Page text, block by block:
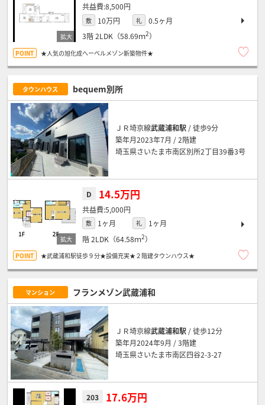
8,500円
敷 10万円 礼
0.5ヶ月
3階2LDK（58.69ｍ2）
★人気の旭化成へーベルメゾン新築物件★
タウンハウス bequem別所
ＪＲ埼京線武蔵浦和駅 / 徒歩9分
築年月2023年7月 / 2階建
埼玉県さいたま市南区別所2丁目39番3号
D 14.5万円
5,000円
敷 1ヶ月 礼
1ヶ月
階2LDK（64.58ｍ2）
★武蔵浦和駅徒歩９分★設備充実★２階建タウンハウス★
マンション フランメゾン武蔵浦和
ＪＲ埼京線武蔵浦和駅 / 徒歩12分
築年月2024年9月 / 3階建
埼玉県さいたま市南区四谷2-3-27
203 17.6万円